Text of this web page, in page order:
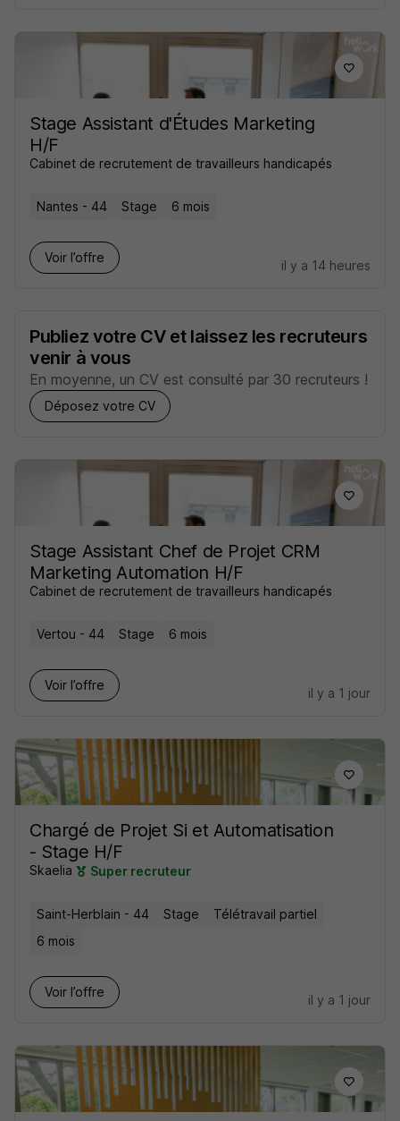
Stage Assistant d'Études Marketing
H/F
Cabinet de recrutement de travailleurs handicapés
Nantes - 44 Stage 6 mois
Voir l’offre
il y a 14 heures
Publiez votre CV et laissez les recruteurs
venir à vous
En moyenne, un CV est consulté par 30 recruteurs !
Déposez votre CV
Stage Assistant Chef de Projet CRM
Marketing Automation H/F
Cabinet de recrutement de travailleurs handicapés
Vertou - 44 Stage 6 mois
Voir l’offre
il y a 1 jour
Chargé de Projet Si et Automatisation
- Stage H/F
Skaelia Super recruteur
Saint-Herblain - 44 Stage
Télétravail partiel
6 mois
Voir l’offre
il y a 1 jour